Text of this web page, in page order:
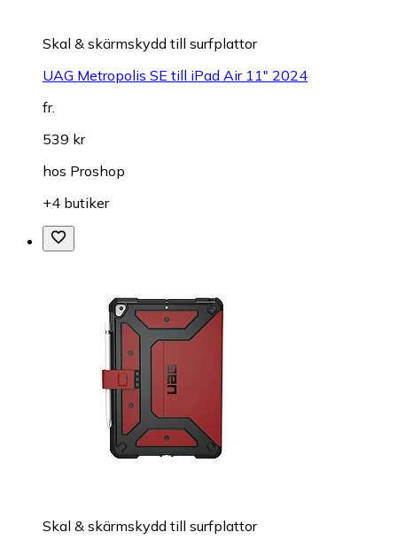
Skal & skärmskydd till surfplattor
UAG Metropolis SE till iPad Air 11" 2024
fr.
539 kr
hos Proshop
+4 butiker
Skal & skärmskydd till surfplattor